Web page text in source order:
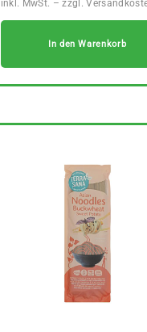
In den Warenkorb